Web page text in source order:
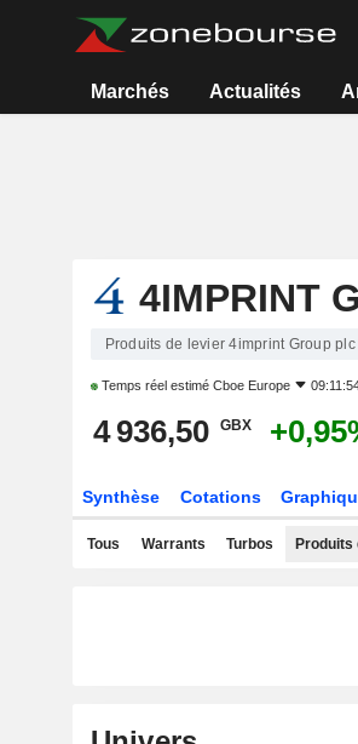
Marchés Actualités
4IMPRINT
Produits de levier 4imprint Group plc
Temps réel estimé Cboe Europe
4 936,50 GBX
Synthèse Cotations
Tous Warrants Turbos Produits